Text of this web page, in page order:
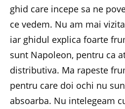
ghid care incepe sa ne
ce vedem. Nu am mai
iar ghidul explica foarte
sunt Napoleon, pentru ca
distributiva. Ma rapeste
pentru care doi ochi nu
absoarba. Nu intelegeam